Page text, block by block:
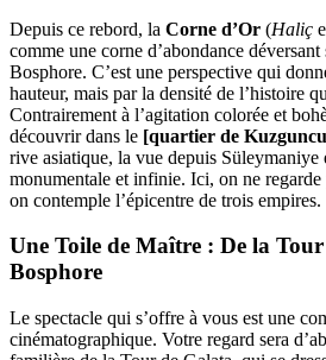
Depuis ce rebord, la Corne d’Or (Haliç
comme une corne d’abondance déversant
Bosphore. C’est une perspective qui
hauteur, mais par la densité de l’histoire
Contrairement à l’agitation colorée et
découvrir dans le [quartier de
rive asiatique, la vue depuis Süleymaniye
monumentale et infinie. Ici, on ne regarde
on contemple l’épicentre de trois empires.
Une Toile de Maître : De la
Bosphore
Le spectacle qui s’offre à vous est une
cinématographique. Votre regard sera